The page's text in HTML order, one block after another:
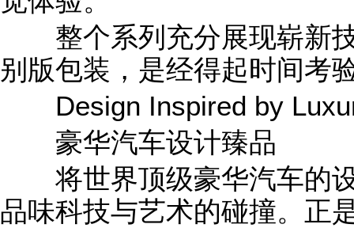
整个系列充分展现崭新技
别版包装，是经得起时间考
Design Inspired by
豪华汽车设计臻品
将世界顶级豪华汽车的设
品味科技与艺术的碰撞。正